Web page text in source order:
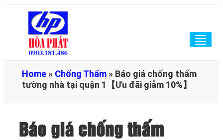
Home » Chống Thấm » Báo giá chống thấm
tường nhà tại quận 1【Ưu đãi giảm 10%】
Báo giá chống thấm